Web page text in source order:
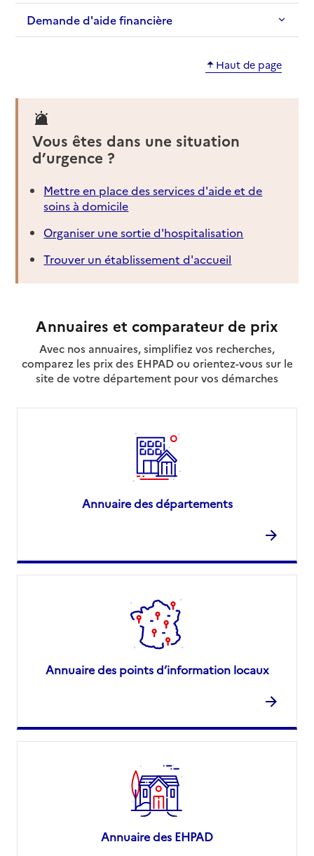
Demande d'aide financière
Haut de page
Vous êtes dans une situation
d’urgence ?
Mettre en place des services d'aide et de
soins à domicile
Organiser une sortie d'hospitalisation
Trouver un établissement d'accueil
Annuaires et comparateur de prix
Avec nos annuaires, simplifiez vos recherches,
comparez les prix des EHPAD ou orientez-vous sur le
site de votre département pour vos démarches
Annuaire des départements
Annuaire des points d’information locaux
Annuaire des EHPAD